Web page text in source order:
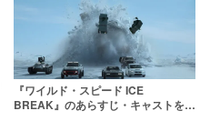
『ワイルド・スピード ICE
BREAK』のあらすじ・キャストをネ